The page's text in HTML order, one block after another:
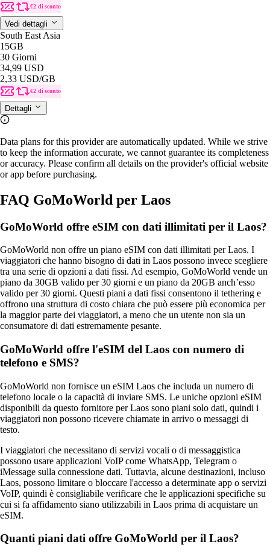
€2 di sconto
Vedi dettagli
South East Asia
15GB
30 Giorni
34,99 USD
2,33 USD/GB
€2 di sconto
Dettagli
Data plans for this provider are automatically updated. While we strive
to keep the information accurate, we cannot guarantee its completeness
or accuracy. Please confirm all details on the provider's official website
or app before purchasing.
FAQ GoMoWorld per Laos
GoMoWorld offre eSIM con dati illimitati per il Laos?
GoMoWorld non offre un piano eSIM con dati illimitati per Laos. I
viaggiatori che hanno bisogno di dati in Laos possono invece scegliere
tra una serie di opzioni a dati fissi. Ad esempio, GoMoWorld vende un
piano da 30GB valido per 30 giorni e un piano da 20GB anch’esso
valido per 30 giorni. Questi piani a dati fissi consentono il tethering e
offrono una struttura di costo chiara che può essere più economica per
la maggior parte dei viaggiatori, a meno che un utente non sia un
consumatore di dati estremamente pesante.
GoMoWorld offre l'eSIM del Laos con numero di
telefono e SMS?
GoMoWorld non fornisce un eSIM Laos che includa un numero di
telefono locale o la capacità di inviare SMS. Le uniche opzioni eSIM
disponibili da questo fornitore per Laos sono piani solo dati, quindi i
viaggiatori non possono ricevere chiamate in arrivo o messaggi di
testo.
I viaggiatori che necessitano di servizi vocali o di messaggistica
possono usare applicazioni VoIP come WhatsApp, Telegram o
iMessage sulla connessione dati. Tuttavia, alcune destinazioni, incluso
Laos, possono limitare o bloccare l'accesso a determinate app o servizi
VoIP, quindi è consigliabile verificare che le applicazioni specifiche su
cui si fa affidamento siano utilizzabili in Laos prima di acquistare un
eSIM.
Quanti piani dati offre GoMoWorld per il Laos?